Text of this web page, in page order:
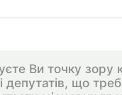
Ви точку зору
депутатів, що